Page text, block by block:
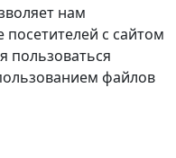
нам
с сайтом
пользоваться
файлов